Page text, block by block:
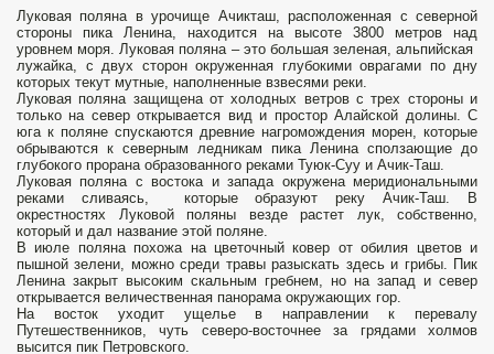
Луковая поляна в урочище Ачикташ, расположенная с северной
стороны пика Ленина, находится на высоте 3800 метров над
уровнем моря. Луковая поляна – это большая зеленая, альпийская
лужайка, с двух сторон окруженная глубокими оврагами по дну
которых текут мутные, наполненные взвесями реки.
Луковая поляна защищена от холодных ветров с трех стороны и
только на север открывается вид и простор Алайской долины. С
юга к поляне спускаются древние нагромождения морен, которые
обрываются к северным ледникам пика Ленина сползающие до
глубокого прорана образованного реками Туюк-Суу и Ачик-Таш.
Луковая поляна с востока и запада окружена меридиональными
реками сливаясь, которые образуют реку Ачик-Таш. В
окрестностях Луковой поляны везде растет лук, собственно,
который и дал название этой поляне.
В июле поляна похожа на цветочный ковер от обилия цветов и
пышной зелени, можно среди травы разыскать здесь и грибы. Пик
Ленина закрыт высоким скальным гребнем, но на запад и север
открывается величественная панорама окружающих гор.
На восток уходит ущелье в направлении к перевалу
Путешественников, чуть северо-восточнее за грядами холмов
высится пик Петровского.